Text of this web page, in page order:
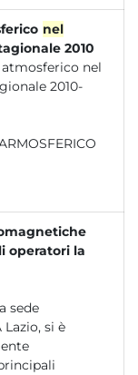
nel
2010
nel
2010-
operatori la
sede
Lazio, si è